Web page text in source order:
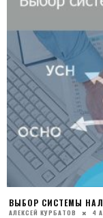
ВЫБОР СИСТЕМЫ
АЛЕКСЕЙ КУРБАТОВ 4